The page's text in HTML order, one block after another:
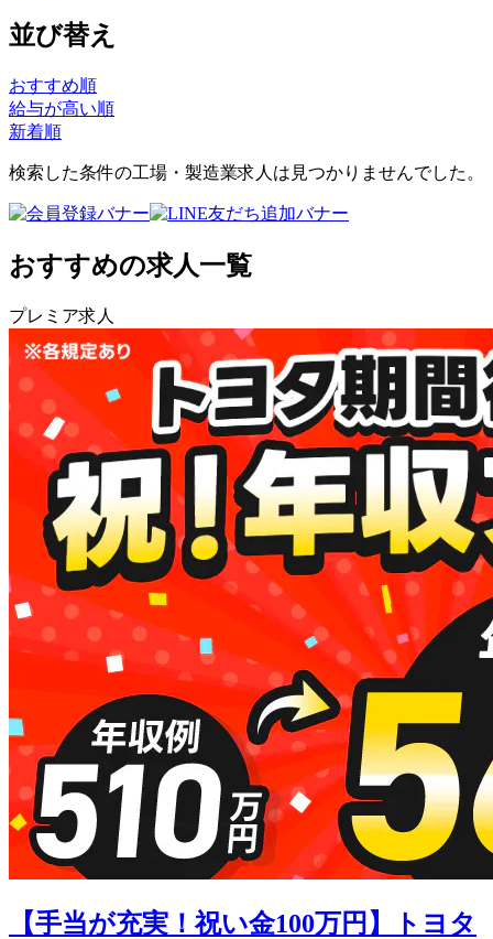
並び替え
おすすめ順
給与が高い順
新着順
検索した条件の工場・製造業求人は見つかりませんでした。
おすすめの求人一覧
プレミア求人
【手当が充実！祝い金100万円】トヨタ